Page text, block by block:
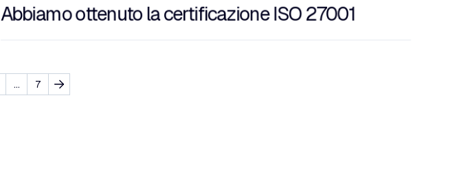
Abbiamo ottenuto la certificazione ISO 27001
… 7